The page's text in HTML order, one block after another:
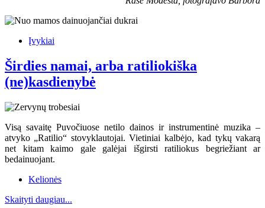
Įvykiai
Širdies namai, arba ratiliokiška
(ne)kasdienybė
Visą savaitę Puvočiuose netilo dainos ir instrumentinė muzika –
atvyko „Ratilio“ stovyklautojai. Vietiniai kalbėjo, kad tykų vakarą
net kitam kaimo gale galėjai išgirsti ratiliokus begriežiant ar
bedainuojant.
Kelionės
Skaityti daugiau...